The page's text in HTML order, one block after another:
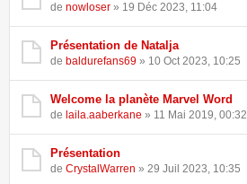
de nowloser » 19 Déc 2023, 11:04
Présentation de Natalja
de baldurefans69 » 10 Oct 2023, 10:25
Welcome la planète Marvel Word
de laila.aaberkane » 11 Mai 2019, 00:32
Présentation
de CrystalWarren » 29 Juil 2023, 10:35